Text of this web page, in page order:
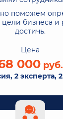
поможем
бизнеса и
достичь.
Цена
000руб.
2 эксперта,